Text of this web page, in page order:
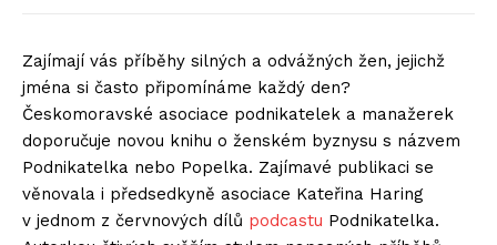
Zajímají vás příběhy silných a odvážných žen, jejichž
jména si často připomínáme každý den?
Českomoravské asociace podnikatelek a manažerek
doporučuje novou knihu o ženském byznysu s názvem
Podnikatelka nebo Popelka. Zajímavé publikaci se
věnovala i předsedkyně asociace Kateřina Haring
v jednom z červnových dílů podcastu Podnikatelka.